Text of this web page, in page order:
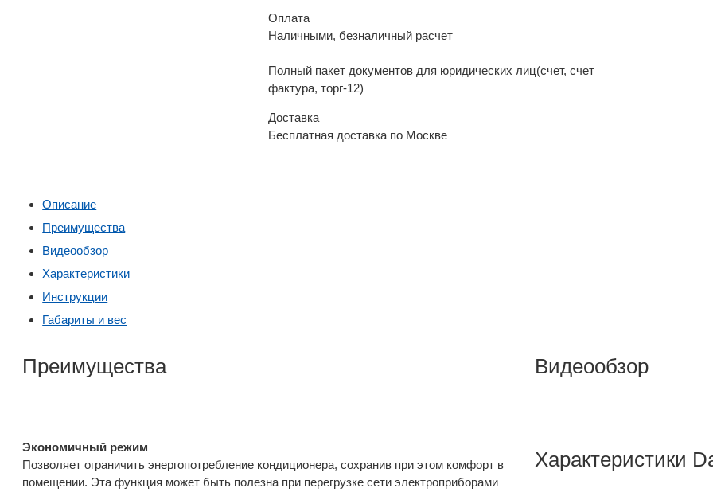
Оплата
Наличными, безналичный расчет
Полный пакет документов для юридических лиц(счет, счет
фактура, торг-12)
Доставка
Бесплатная доставка по Москве
Описание
Преимущества
Видеообзор
Характеристики
Инструкции
Габариты и вес
Преимущества
Экономичный режим
Позволяет ограничить энергопотребление кондиционера, сохранив при этом комфорт в
помещении. Эта функция может быть полезна при перегрузке сети электроприборами
Видеообзор
Характеристики